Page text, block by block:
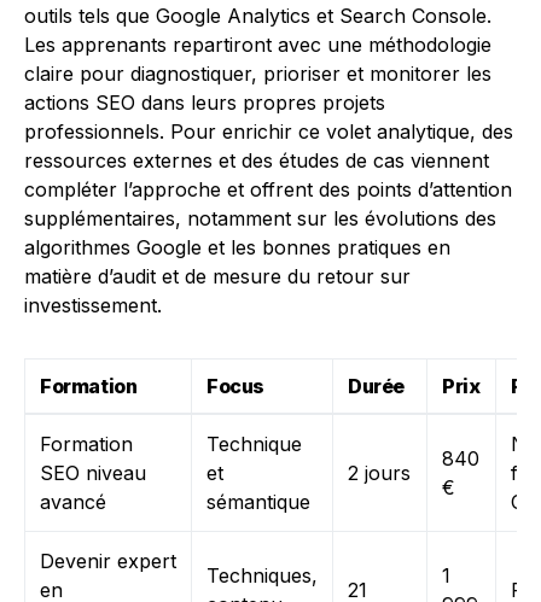
outils tels que Google Analytics et Search Console.
Les apprenants repartiront avec une méthodologie
claire pour diagnostiquer, prioriser et monitorer les
actions SEO dans leurs propres projets
professionnels. Pour enrichir ce volet analytique, des
ressources externes et des études de cas viennent
compléter l’approche et offrent des points d’attention
supplémentaires, notamment sur les évolutions des
algorithmes Google et les bonnes pratiques en
matière d’audit et de mesure du retour sur
investissement.
Formation Focus Durée Prix
Formation
SEO niveau
avancé
Technique
et
sémantique
2 jours
840
€
Devenir expert
en
Techniques,
21
1